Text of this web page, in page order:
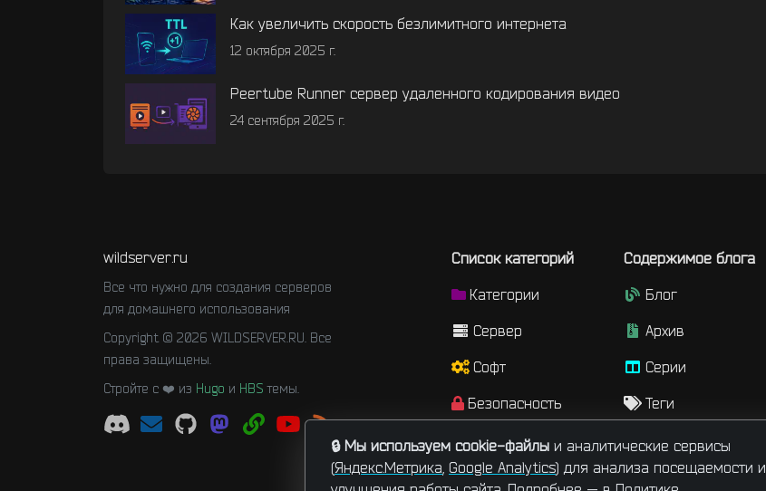
Как увеличить скорость безлимитного интернета
12 октября 2025 г.
Peertube Runner сервер удаленного кодирования видео
24 сентября 2025 г.
wildserver.ru
Все что нужно для создания серверов
для домашнего использования
Copyright © 2026 WILDSERVER.RU. Все
права защищены.
Стройте с ❤️ из Hugo и HBS темы.
Список категорий
Категории
Сервер
Софт
Безопасность
Сайт
Игры
Содержимое блога
Блог
Архив
Серии
Теги
Авторы
🔒 Мы используем cookie-файлы и аналитические сервисы
(Яндекс.Метрика Google Analytics) для анализа посещаемости и